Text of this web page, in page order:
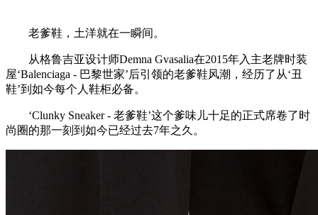
老爹鞋，土洋就在一瞬间。
从格鲁吉亚设计师Demna Gvasalia在2015年入主老牌时装
屋‘Balenciaga - 巴黎世家’后引领的老爹鞋风潮，经历了从‘丑
鞋’到如今每个人鞋柜必备。
‘Clunky Sneaker - 老爹鞋’这个爹味儿十足的正式席卷了时
尚圈的那一刻到如今已经过去7年之久。